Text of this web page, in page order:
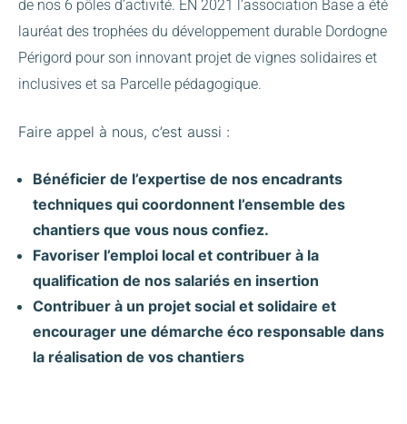
de nos 6 pôles d’activité. EN 2021 l’association Base a été
lauréat des trophées du développement durable Dordogne
Périgord pour son innovant projet de vignes solidaires et
inclusives et sa Parcelle pédagogique.
Faire appel à nous, c’est aussi :
Bénéficier de l’expertise de nos encadrants
techniques qui coordonnent l’ensemble des
chantiers que vous nous confiez.
Favoriser l’emploi local et contribuer à la
qualification de nos salariés en insertion
Contribuer à un projet social et solidaire et
encourager une démarche éco responsable dans
la réalisation de vos chantiers